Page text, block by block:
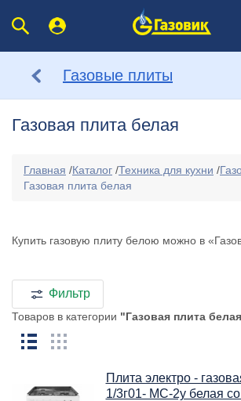
Газовые плиты
Газовая плита белая
Главная /Каталог /Техника для кухни /
Газовая плита белая
Купить газовую плиту белою можно в
Фильтр
Товаров в категории "Газовая плита
Плита электро -
1/3г01- МС-2у белая